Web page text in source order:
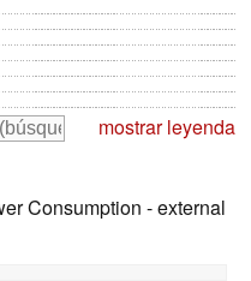
mostrar leyenda
Consumption - external